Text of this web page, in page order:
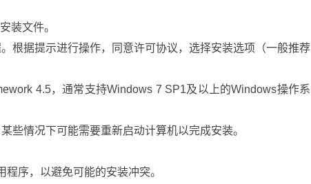
装文件。
根据提示进行操作，同意许可协议，选择安装选项（一般推荐
4.5，通常支持Windows 7 SP1及以上的Windows操作系
些情况下可能需要重新启动计算机以完成安装。
序，以避免可能的安装冲突。